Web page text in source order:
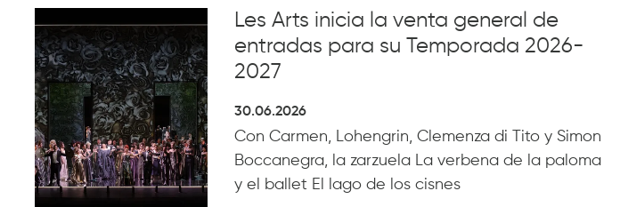
Les Arts inicia la venta general de
entradas para su Temporada 2026-
2027
30.06.2026
Con Carmen, Lohengrin, Clemenza di Tito y Simon
Boccanegra, la zarzuela La verbena de la paloma
y el ballet El lago de los cisnes